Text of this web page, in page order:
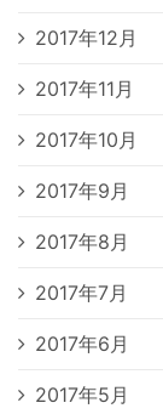
2017年12月
2017年11月
2017年10月
2017年9月
2017年8月
2017年7月
2017年6月
2017年5月